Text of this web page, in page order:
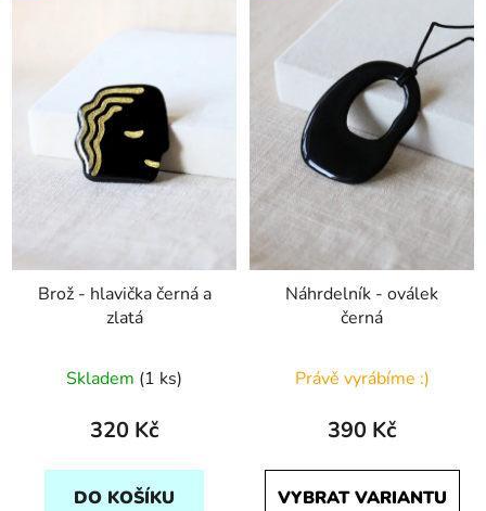
Brož - hlavička černá a
zlatá
Skladem (1 ks)
320 Kč
DO KOŠÍKU
Náhrdelník - oválek
černá
Právě vyrábíme :)
390 Kč
VYBRAT VARIANTU